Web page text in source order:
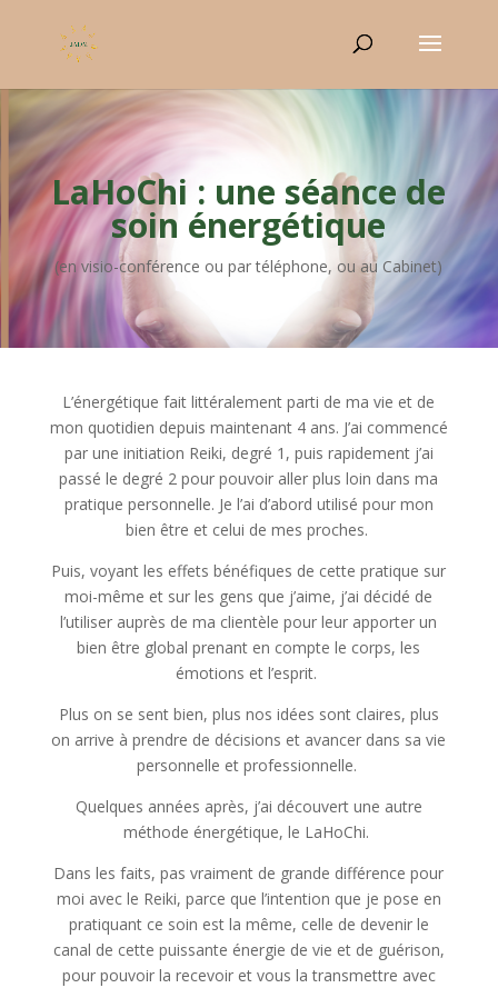
LaHoChi : une séance de
soin énergétique
(en visio-conférence ou par téléphone, ou au Cabinet)
L’énergétique fait littéralement parti de ma vie et de
mon quotidien depuis maintenant 4 ans. J’ai commencé
par une initiation Reiki, degré 1, puis rapidement j’ai
passé le degré 2 pour pouvoir aller plus loin dans ma
pratique personnelle. Je l’ai d’abord utilisé pour mon
bien être et celui de mes proches.
Puis, voyant les effets bénéfiques de cette pratique sur
moi-même et sur les gens que j’aime, j’ai décidé de
l’utiliser auprès de ma clientèle pour leur apporter un
bien être global prenant en compte le corps, les
émotions et l’esprit.
Plus on se sent bien, plus nos idées sont claires, plus
on arrive à prendre de décisions et avancer dans sa vie
personnelle et professionnelle.
Quelques années après, j’ai découvert une autre
méthode énergétique, le LaHoChi.
Dans les faits, pas vraiment de grande différence pour
moi avec le Reiki, parce que l’intention que je pose en
pratiquant ce soin est la même, celle de devenir le
canal de cette puissante énergie de vie et de guérison,
pour pouvoir la recevoir et vous la transmettre avec